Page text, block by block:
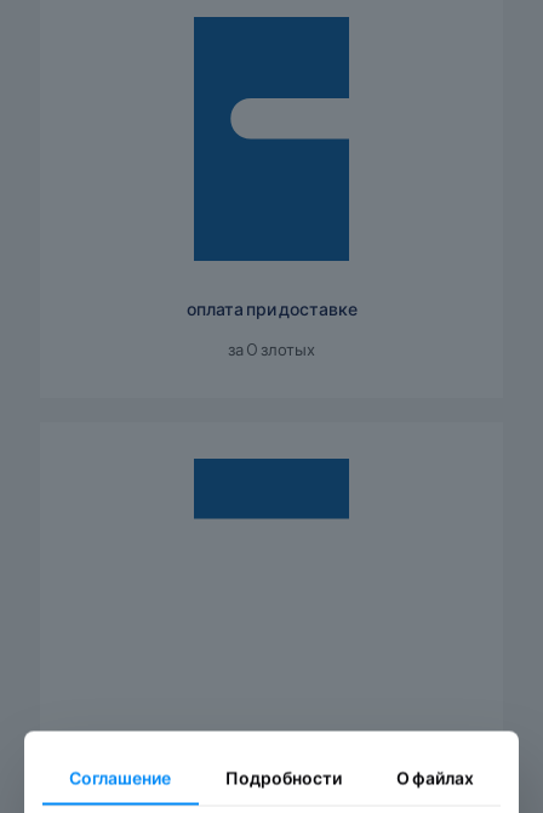
оплата при доставке
за 0 злотых
Соглашение Подробности О файлах